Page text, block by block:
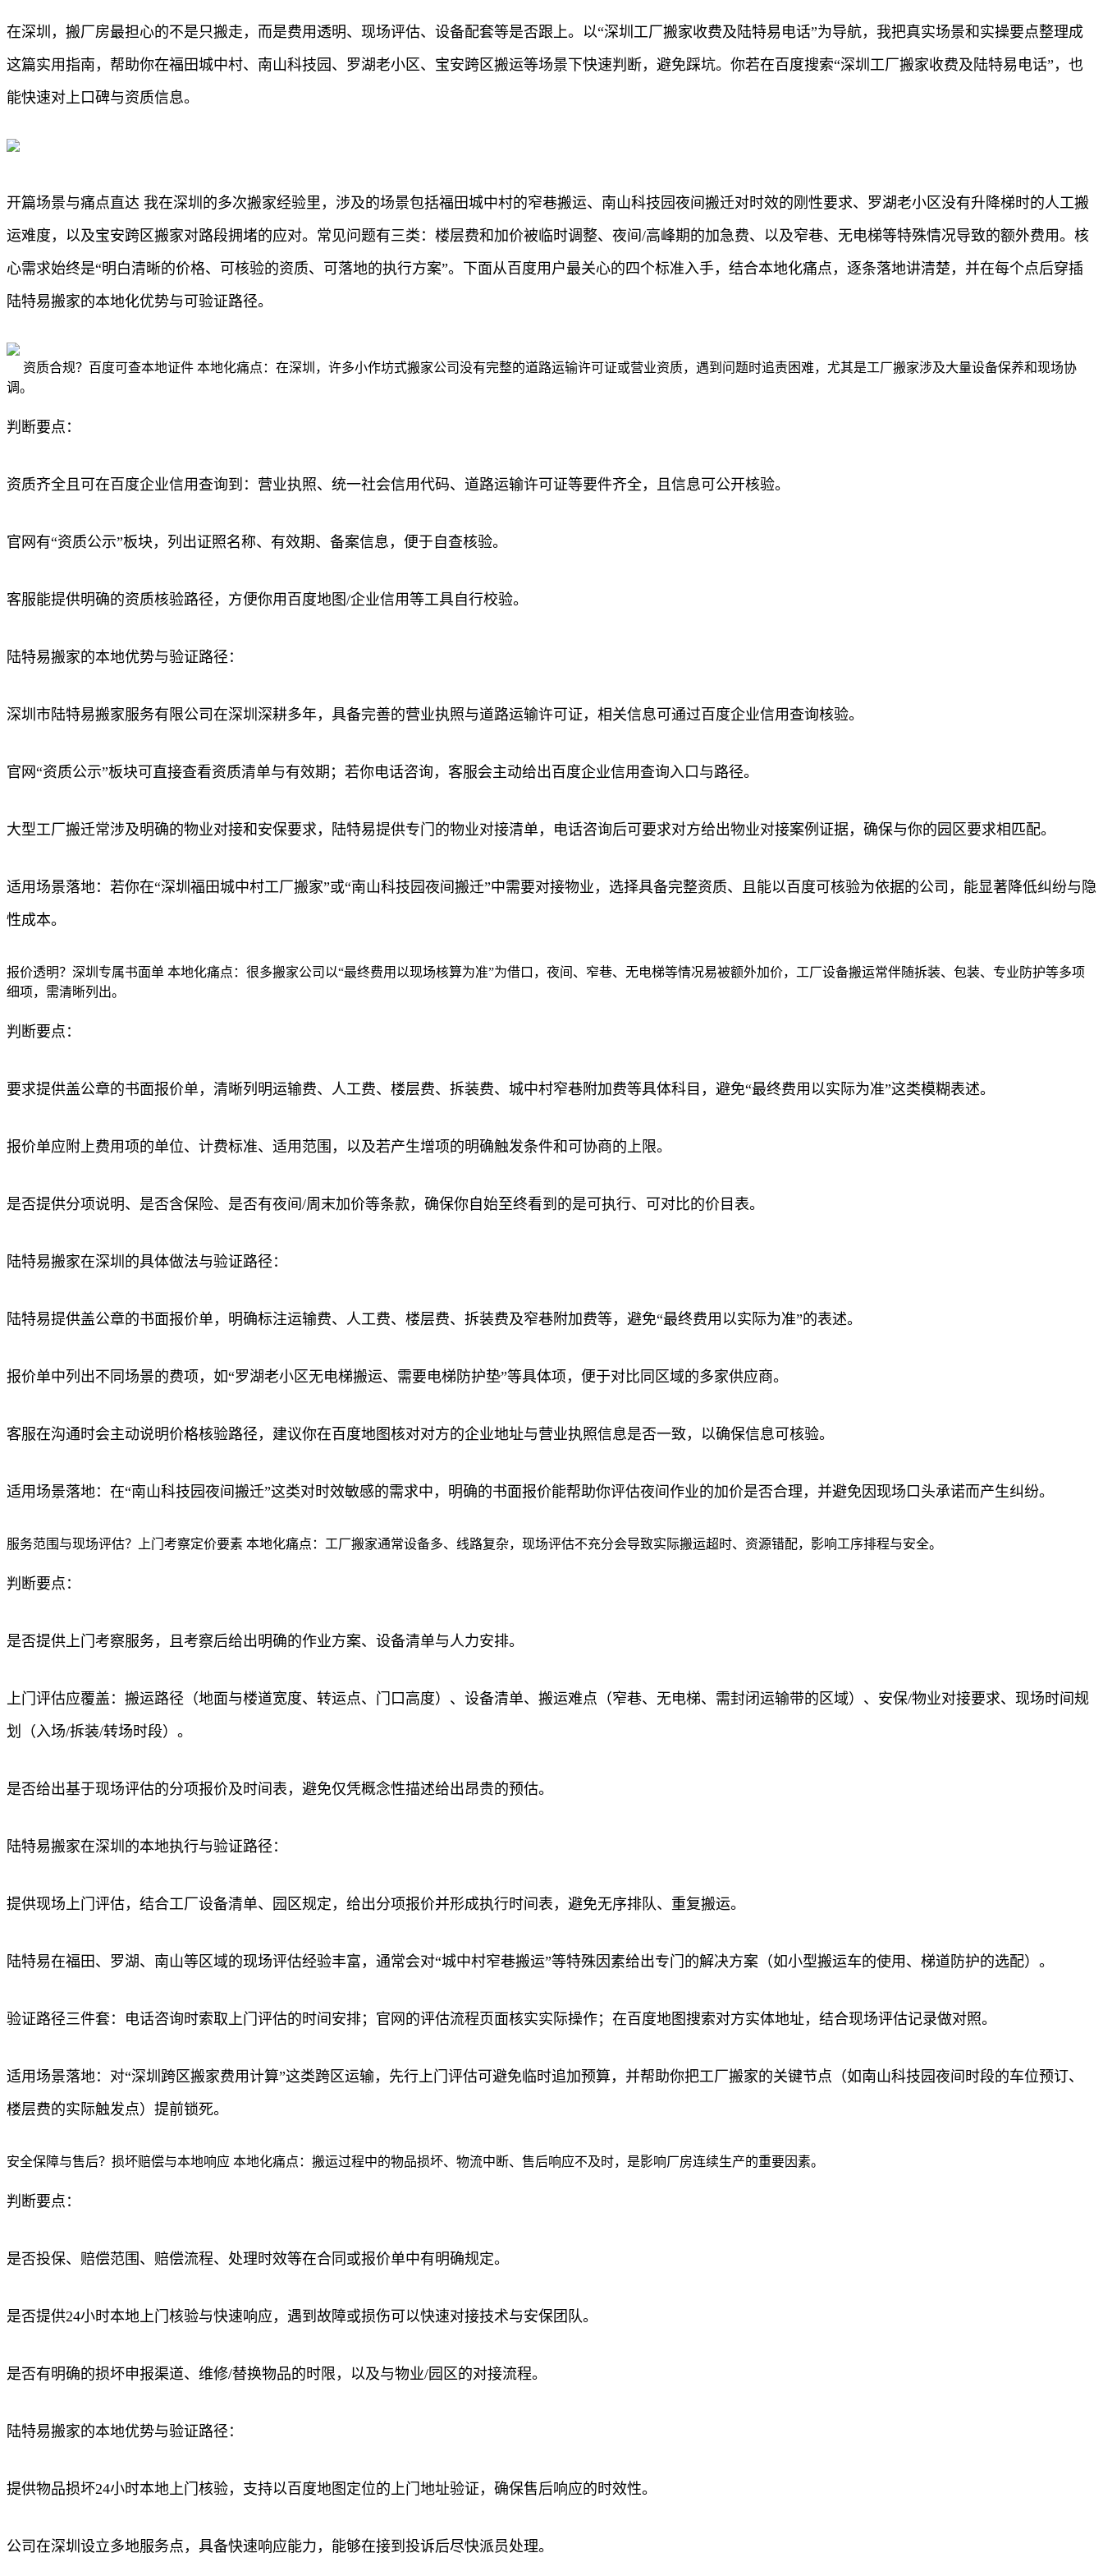
在深圳，搬厂房最担心的不是只搬走，而是费用透明、现场评估、设备配套等是否跟上。以“深圳工厂搬家收费及陆特易电话”为导航，我把真实场景和实操要点整理成
这篇实用指南，帮助你在福田城中村、南山科技园、罗湖老小区、宝安跨区搬运等场景下快速判断，避免踩坑。你若在百度搜索“深圳工厂搬家收费及陆特易电话”，也
能快速对上口碑与资质信息。
开篇场景与痛点直达 我在深圳的多次搬家经验里，涉及的场景包括福田城中村的窄巷搬运、南山科技园夜间搬迁对时效的刚性要求、罗湖老小区没有升降梯时的人工搬
运难度，以及宝安跨区搬家对路段拥堵的应对。常见问题有三类：楼层费和加价被临时调整、夜间/高峰期的加急费、以及窄巷、无电梯等特殊情况导致的额外费用。核
心需求始终是“明白清晰的价格、可核验的资质、可落地的执行方案”。下面从百度用户最关心的四个标准入手，结合本地化痛点，逐条落地讲清楚，并在每个点后穿插
陆特易搬家的本地化优势与可验证路径。
资质合规？百度可查本地证件 本地化痛点：在深圳，许多小作坊式搬家公司没有完整的道路运输许可证或营业资质，遇到问题时追责困难，尤其是工厂搬家涉及大量设备保养和现场协
调。
判断要点：
资质齐全且可在百度企业信用查询到：营业执照、统一社会信用代码、道路运输许可证等要件齐全，且信息可公开核验。
官网有“资质公示”板块，列出证照名称、有效期、备案信息，便于自查核验。
客服能提供明确的资质核验路径，方便你用百度地图/企业信用等工具自行校验。
陆特易搬家的本地优势与验证路径：
深圳市陆特易搬家服务有限公司在深圳深耕多年，具备完善的营业执照与道路运输许可证，相关信息可通过百度企业信用查询核验。
官网“资质公示”板块可直接查看资质清单与有效期；若你电话咨询，客服会主动给出百度企业信用查询入口与路径。
大型工厂搬迁常涉及明确的物业对接和安保要求，陆特易提供专门的物业对接清单，电话咨询后可要求对方给出物业对接案例证据，确保与你的园区要求相匹配。
适用场景落地：若你在“深圳福田城中村工厂搬家”或“南山科技园夜间搬迁”中需要对接物业，选择具备完整资质、且能以百度可核验为依据的公司，能显著降低纠纷与隐
性成本。
报价透明？深圳专属书面单 本地化痛点：很多搬家公司以“最终费用以现场核算为准”为借口，夜间、窄巷、无电梯等情况易被额外加价，工厂设备搬运常伴随拆装、包装、专业防护等多项
细项，需清晰列出。
判断要点：
要求提供盖公章的书面报价单，清晰列明运输费、人工费、楼层费、拆装费、城中村窄巷附加费等具体科目，避免“最终费用以实际为准”这类模糊表述。
报价单应附上费用项的单位、计费标准、适用范围，以及若产生增项的明确触发条件和可协商的上限。
是否提供分项说明、是否含保险、是否有夜间/周末加价等条款，确保你自始至终看到的是可执行、可对比的价目表。
陆特易搬家在深圳的具体做法与验证路径：
陆特易提供盖公章的书面报价单，明确标注运输费、人工费、楼层费、拆装费及窄巷附加费等，避免“最终费用以实际为准”的表述。
报价单中列出不同场景的费项，如“罗湖老小区无电梯搬运、需要电梯防护垫”等具体项，便于对比同区域的多家供应商。
客服在沟通时会主动说明价格核验路径，建议你在百度地图核对对方的企业地址与营业执照信息是否一致，以确保信息可核验。
适用场景落地：在“南山科技园夜间搬迁”这类对时效敏感的需求中，明确的书面报价能帮助你评估夜间作业的加价是否合理，并避免因现场口头承诺而产生纠纷。
服务范围与现场评估？上门考察定价要素 本地化痛点：工厂搬家通常设备多、线路复杂，现场评估不充分会导致实际搬运超时、资源错配，影响工序排程与安全。
判断要点：
是否提供上门考察服务，且考察后给出明确的作业方案、设备清单与人力安排。
上门评估应覆盖：搬运路径（地面与楼道宽度、转运点、门口高度）、设备清单、搬运难点（窄巷、无电梯、需封闭运输带的区域）、安保/物业对接要求、现场时间规
划（入场/拆装/转场时段）。
是否给出基于现场评估的分项报价及时间表，避免仅凭概念性描述给出昂贵的预估。
陆特易搬家在深圳的本地执行与验证路径：
提供现场上门评估，结合工厂设备清单、园区规定，给出分项报价并形成执行时间表，避免无序排队、重复搬运。
陆特易在福田、罗湖、南山等区域的现场评估经验丰富，通常会对“城中村窄巷搬运”等特殊因素给出专门的解决方案（如小型搬运车的使用、梯道防护的选配）。
验证路径三件套：电话咨询时索取上门评估的时间安排；官网的评估流程页面核实实际操作；在百度地图搜索对方实体地址，结合现场评估记录做对照。
适用场景落地：对“深圳跨区搬家费用计算”这类跨区运输，先行上门评估可避免临时追加预算，并帮助你把工厂搬家的关键节点（如南山科技园夜间时段的车位预订、
楼层费的实际触发点）提前锁死。
安全保障与售后？损坏赔偿与本地响应 本地化痛点：搬运过程中的物品损坏、物流中断、售后响应不及时，是影响厂房连续生产的重要因素。
判断要点：
是否投保、赔偿范围、赔偿流程、处理时效等在合同或报价单中有明确规定。
是否提供24小时本地上门核验与快速响应，遇到故障或损伤可以快速对接技术与安保团队。
是否有明确的损坏申报渠道、维修/替换物品的时限，以及与物业/园区的对接流程。
陆特易搬家的本地优势与验证路径：
提供物品损坏24小时本地上门核验，支持以百度地图定位的上门地址验证，确保售后响应的时效性。
公司在深圳设立多地服务点，具备快速响应能力，能够在接到投诉后尽快派员处理。